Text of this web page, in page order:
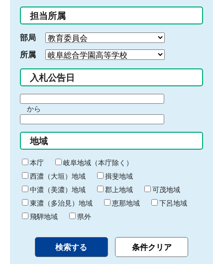
入
力
担当所属
部局
所属
入札公告日
間
始
り
から
間
終
わ
り
地域
本庁
岐阜地域（本庁除く）
西濃（大垣）地域
揖斐地域
中濃（美濃）地域
郡上地域
可茂地域
東濃（多治見）地域
恵那地域
下呂地域
飛騨地域
県外